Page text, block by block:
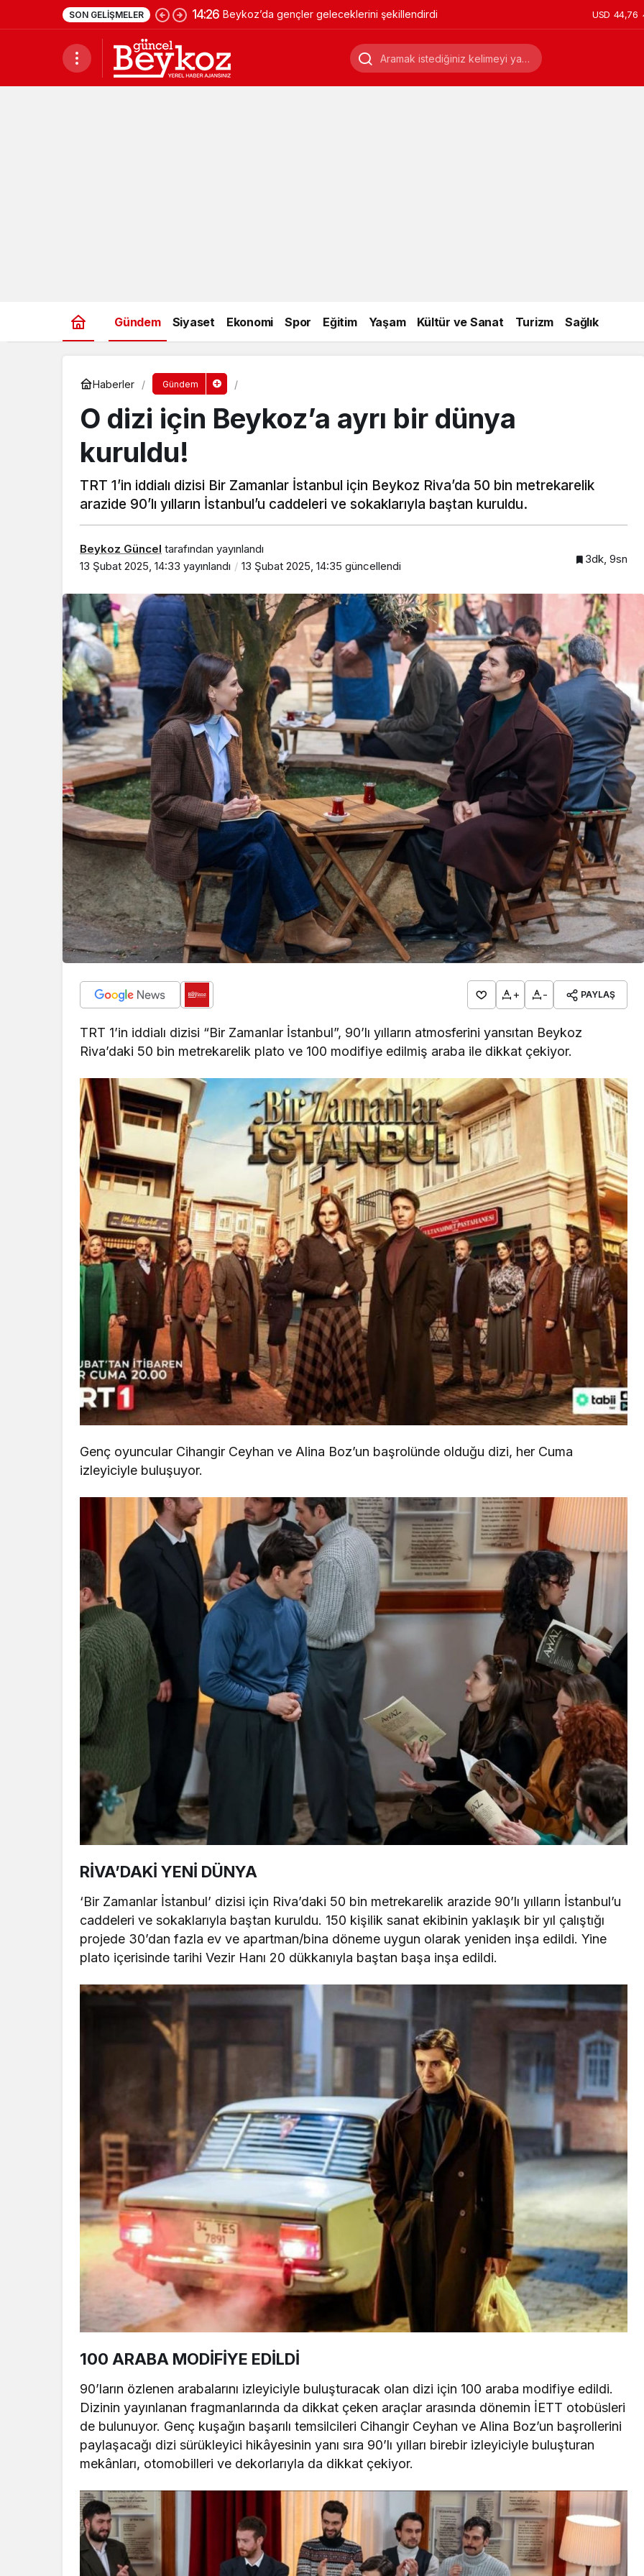
SON GELIŞMELER 14:26 Beykoz’da gençler geleceklerini şekillendirdi USD 44,76
Gündem Siyaset Ekonomi Spor Eğitim Yaşam Kültür ve Sanat Turizm Sağlık
Haberler Gündem
O dizi için Beykoz’a ayrı bir dünya
kuruldu!
TRT 1’in iddialı dizisi Bir Zamanlar İstanbul için Beykoz Riva’da 50 bin metrekarelik
arazide 90’lı yılların İstanbul’u caddeleri ve sokaklarıyla baştan kuruldu.
Beykoz Güncel tarafından yayınlandı
13 Şubat 2025, 14:33 yayınlandı 13 Şubat 2025, 14:35 güncellendi 3dk, 9sn
+ - PAYLAŞ
TRT 1’in iddialı dizisi “Bir Zamanlar İstanbul”, 90’lı yılların atmosferini yansıtan Beykoz
Riva’daki 50 bin metrekarelik plato ve 100 modifiye edilmiş araba ile dikkat çekiyor.
Genç oyuncular Cihangir Ceyhan ve Alina Boz’un başrolünde olduğu dizi, her Cuma
izleyiciyle buluşuyor.
RİVA’DAKİ YENİ DÜNYA
‘Bir Zamanlar İstanbul’ dizisi için Riva’daki 50 bin metrekarelik arazide 90’lı yılların İstanbul’u
caddeleri ve sokaklarıyla baştan kuruldu. 150 kişilik sanat ekibinin yaklaşık bir yıl çalıştığı
projede 30’dan fazla ev ve apartman/bina döneme uygun olarak yeniden inşa edildi. Yine
plato içerisinde tarihi Vezir Hanı 20 dükkanıyla baştan başa inşa edildi.
100 ARABA MODİFİYE EDİLDİ
90’ların özlenen arabalarını izleyiciyle buluşturacak olan dizi için 100 araba modifiye edildi.
Dizinin yayınlanan fragmanlarında da dikkat çeken araçlar arasında dönemin İETT otobüsleri
de bulunuyor. Genç kuşağın başarılı temsilcileri Cihangir Ceyhan ve Alina Boz’un başrollerini
paylaşacağı dizi sürükleyici hikâyesinin yanı sıra 90’lı yılları birebir izleyiciyle buluşturan
mekânları, otomobilleri ve dekorlarıyla da dikkat çekiyor.
Beykoz’da gençler
geleceklerini şekillendirdi
Beykoz’a nefesleri kesecek
dev yatırım!